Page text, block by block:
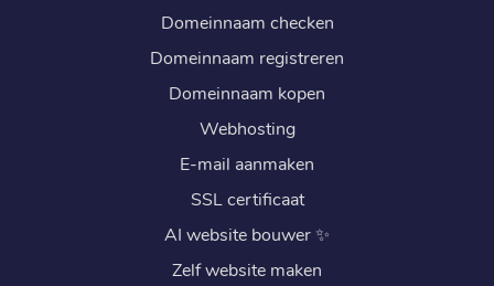
Domeinnaam checken
Domeinnaam registreren
Domeinnaam kopen
Webhosting
E-mail aanmaken
SSL certificaat
AI website bouwer✨
Zelf website maken